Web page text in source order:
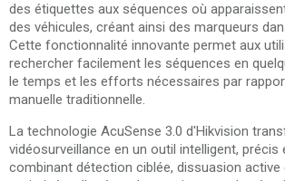
des étiquettes aux séquences où
des véhicules, créant ainsi des marqueurs
Cette fonctionnalité innovante permet aux
rechercher facilement les séquences en
le temps et les efforts nécessaires par
manuelle traditionnelle.
La technologie AcuSense 3.0 d'Hikvision
vidéosurveillance en un outil intelligent, précis
combinant détection ciblée, dissuasion active